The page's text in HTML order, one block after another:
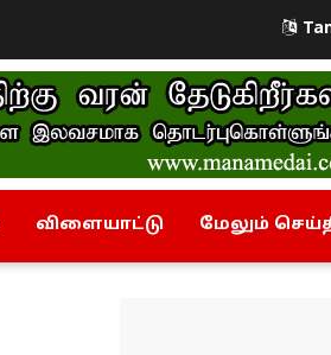
விளையாட்டு மேலும்